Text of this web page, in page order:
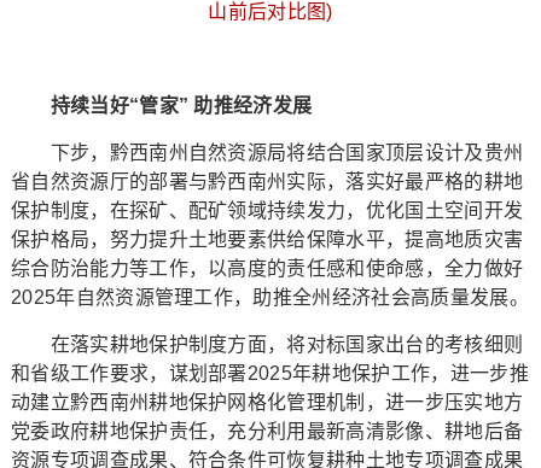
山前后对比图)
持续当好“管家” 助推经济发展
下步，黔西南州自然资源局将结合国家顶层设计及贵州
省自然资源厅的部署与黔西南州实际，落实好最严格的耕地
保护制度，在探矿、配矿领域持续发力，优化国土空间开发
保护格局，努力提升土地要素供给保障水平，提高地质灾害
综合防治能力等工作，以高度的责任感和使命感，全力做好
2025年自然资源管理工作，助推全州经济社会高质量发展。
在落实耕地保护制度方面，将对标国家出台的考核细则
和省级工作要求，谋划部署2025年耕地保护工作，进一步推
动建立黔西南州耕地保护网格化管理机制，进一步压实地方
党委政府耕地保护责任，充分利用最新高清影像、耕地后备
资源专项调查成果、符合条件可恢复耕种土地专项调查成果